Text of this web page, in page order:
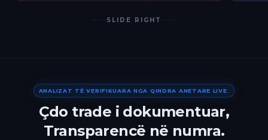
SLIDE RIGHT
ANALIZAT TË VERIFIKUARA NGA QINDRA ANETARE LIVE.
Çdo trade i dokumentuar,
Transparencë në numra.